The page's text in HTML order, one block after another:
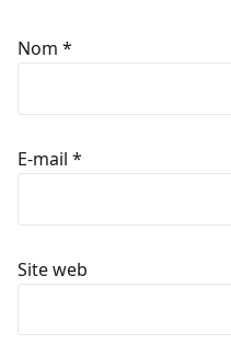
Nom *
E-mail *
Site web